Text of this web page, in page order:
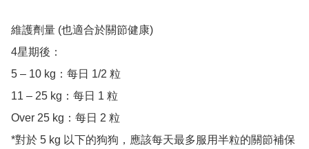
維護劑量 (也適合於關節健康)
4星期後：
5 – 10 kg：每日 1/2 粒
11 – 25 kg：每日 1 粒
Over 25 kg：每日 2 粒
*對於 5 kg 以下的狗狗，應該每天最多服用半粒的關節補保